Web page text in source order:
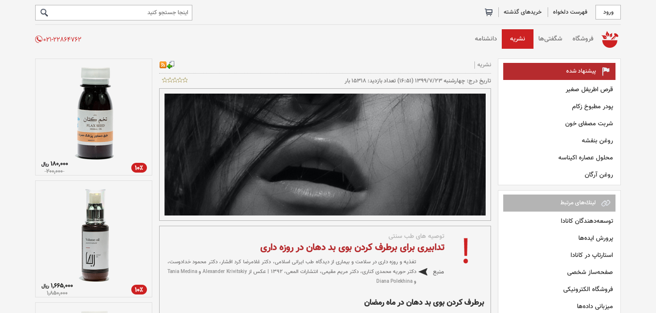
ورود فهرست دلخواه خریدهای گذشته
خانه فروشگاه شگفتی‌ها نشریه دانشنامه
پیشنهاد شده
قرص اطریفل صغیر
پودر مطبوخ زکام
شربت مصفای خون
روغن بنفشه
محلول عصاره اکیناسه
روغن آرگان
لينك‌های مرتبط
توسعه‌دهندگان کانادا
پرورش ایده‌ها
استارتاپ در کانادا
صفحه‌ساز شخصی
فروشگاه الکترونیکی
میزبانی داده‌ها
نشریه
تاريخ درج: چهارشنبه 1399/7/23 (16:51) تعداد بازديد: 15318 بار
توصیه های طب سنتی
تدابیری برای برطرف کردن بوی بد دهان در روزه داری
منبع
تغذیه و روزه داری در سلامت و بیماری از دیدگاه طب ایرانی اسلامی، دکتر غلامرضا کرد افشار، دکتر محمود خدادوست،
دکتر حوریه محمدی کناری، دکتر مریم مقیمی، انتشارات المعی، ۱۳۹۲ | عکس از
Alexander Krivitskiyو Tania Medina
و Diana Polekhina
برطرف کردن بوی بد دهان در ماه رمضان